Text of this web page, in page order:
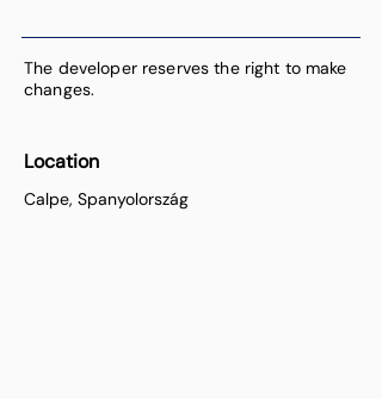
The developer reserves the right to make
changes.
Location
Calpe, Spanyolország